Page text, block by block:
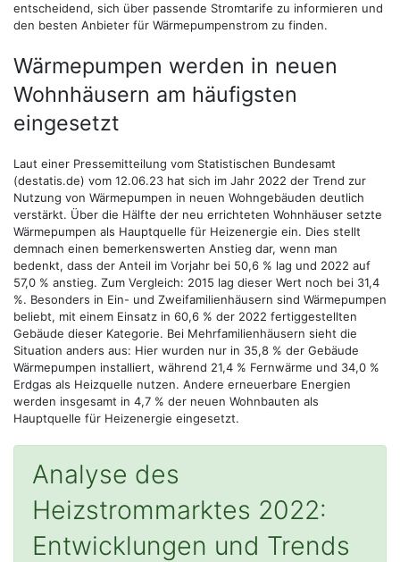
entscheidend, sich über passende Stromtarife zu informieren und
den besten Anbieter für Wärmepumpenstrom zu finden.
Wärmepumpen werden in neuen
Wohnhäusern am häufigsten
eingesetzt
Laut einer Pressemitteilung vom Statistischen Bundesamt
(destatis.de) vom 12.06.23 hat sich im Jahr 2022 der Trend zur
Nutzung von Wärmepumpen in neuen Wohngebäuden deutlich
verstärkt. Über die Hälfte der neu errichteten Wohnhäuser setzte
Wärmepumpen als Hauptquelle für Heizenergie ein. Dies stellt
demnach einen bemerkenswerten Anstieg dar, wenn man
bedenkt, dass der Anteil im Vorjahr bei 50,6 % lag und 2022 auf
57,0 % anstieg. Zum Vergleich: 2015 lag dieser Wert noch bei 31,4
%. Besonders in Ein- und Zweifamilienhäusern sind Wärmepumpen
beliebt, mit einem Einsatz in 60,6 % der 2022 fertiggestellten
Gebäude dieser Kategorie. Bei Mehrfamilienhäusern sieht die
Situation anders aus: Hier wurden nur in 35,8 % der Gebäude
Wärmepumpen installiert, während 21,4 % Fernwärme und 34,0 %
Erdgas als Heizquelle nutzen. Andere erneuerbare Energien
werden insgesamt in 4,7 % der neuen Wohnbauten als
Hauptquelle für Heizenergie eingesetzt.
Analyse des
Heizstrommarktes 2022:
Entwicklungen und Trends